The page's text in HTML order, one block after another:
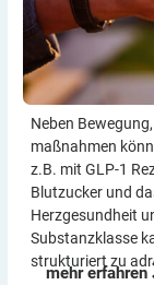
Neben
maßnahmen
z.B. mit GLP-1
Blutzucker und
Herzgesundheit
Substanzklasse
strukturiert zu
mehr erfahren